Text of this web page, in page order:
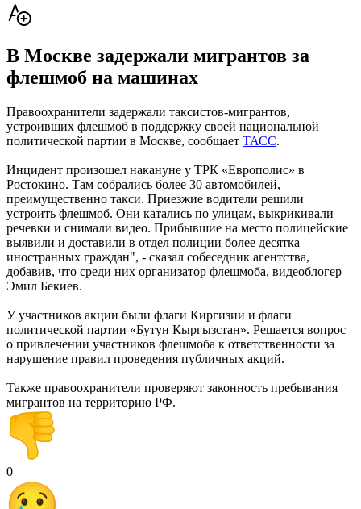
В Москве задержали мигрантов за
флешмоб на машинах
Правоохранители задержали таксистов-мигрантов,
устроивших флешмоб в поддержку своей национальной
политической партии в Москве, сообщает ТАСС.
Инцидент произошел накануне у ТРК «Европолис» в
Ростокино. Там собрались более 30 автомобилей,
преимущественно такси. Приезжие водители решили
устроить флешмоб. Они катались по улицам, выкрикивали
речевки и снимали видео. Прибывшие на место полицейские
выявили и доставили в отдел полиции более десятка
иностранных граждан", - сказал собеседник агентства,
добавив, что среди них организатор флешмоба, видеоблогер
Эмил Бекиев.
У участников акции были флаги Киргизии и флаги
политической партии «Бутун Кыргызстан». Решается вопрос
о привлечении участников флешмоба к ответственности за
нарушение правил проведения публичных акций.
Также правоохранители проверяют законность пребывания
мигрантов на территорию РФ.
0